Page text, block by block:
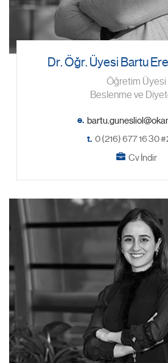
Dr. Öğr. Üyesi Bartu
Öğretim Üyesi
Beslenme ve
e.
t. 0 (216) 677 16 30
Cv İndir